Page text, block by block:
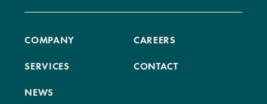
COMPANY
SERVICES
NEWS
CAREERS
CONTACT